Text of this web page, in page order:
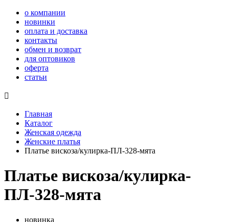
о компании
новинки
оплата и доставка
контакты
обмен и возврат
для оптовиков
оферта
статьи

Главная
Каталог
Женская одежда
Женские платья
Платье вискоза/кулирка-ПЛ-328-мята
Платье вискоза/кулирка-
ПЛ-328-мята
новинка